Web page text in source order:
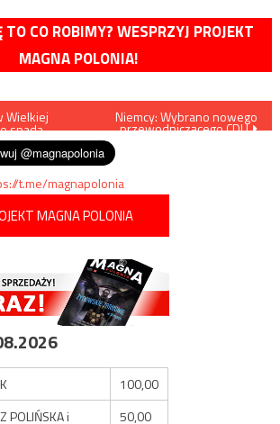
TO CO ROBIMY? WESPRZYJ PROJEKT
MAGNA POLONIA!
Wielkiej
spada
Niemcy: Wybrano nowego
przewodniczącego CDU
t.me/magnapolonia
MAGNA POLONIA
100,00
POLIŃSKA i
50,00